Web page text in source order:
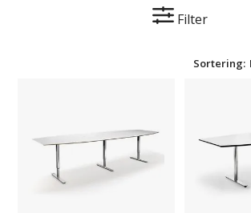
Filter
Sortering:
og